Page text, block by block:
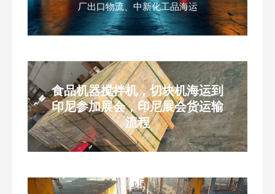
厂出口物流、中新化工品海运
食品机器搅拌机，切块机海运到
印尼参加展会，印尼展会货运输
流程